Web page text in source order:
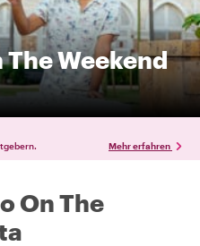
The Weekend
Mehr erfahren
On The